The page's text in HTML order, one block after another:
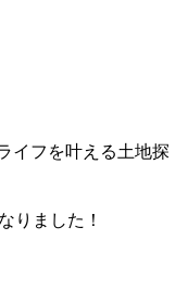
イフを叶える土地探
りました！